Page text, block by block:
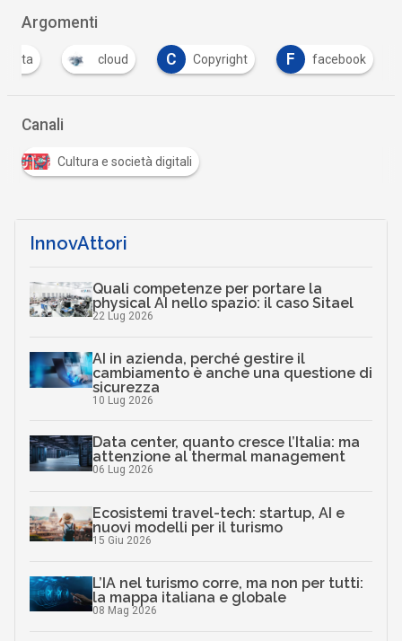
Argomenti
data cloud C Copyright F facebook
Canali
Cultura e società digitali
InnovAttori
Quali competenze per portare la
physical AI nello spazio: il caso Sitael
22 Lug 2026
AI in azienda, perché gestire il
cambiamento è anche una questione di
sicurezza
10 Lug 2026
Data center, quanto cresce l’Italia: ma
attenzione al thermal management
06 Lug 2026
Ecosistemi travel-tech: startup, AI e
nuovi modelli per il turismo
15 Giu 2026
L’IA nel turismo corre, ma non per tutti:
la mappa italiana e globale
08 Mag 2026